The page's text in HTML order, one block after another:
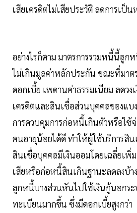
เสียเครดิตไม่เสียประวัติ ลดการเป็น
อย่างไรก็ตาม มาตรการรวมหนี้นี้ลูก
ไม่เกินมูลค่าหลักประกัน ขณะที่มาต
ดอกเบี้ย เพดานค่าธรรมเนียม ลดวง
เครดิตและสินเชื่อส่วนบุคคลของแบ
การควบคุมการก่อหนี้เกินตัวหรือใช้
คนอายุน้อยได้ดี ทำให้ผู้ใช้บริการสิน
สินเชื่อบุคคลมีเงินออมโดยเฉลี่ยเ
เสียหรือก่อหนี้สินเกินฐานะลดลงบ้า
ลูกหนี้บางส่วนหันไปใช้เงินกู้นอกร
ทะเบียนมากขึ้น ซึ่งมีดอกเบี้ยสูงกว่า